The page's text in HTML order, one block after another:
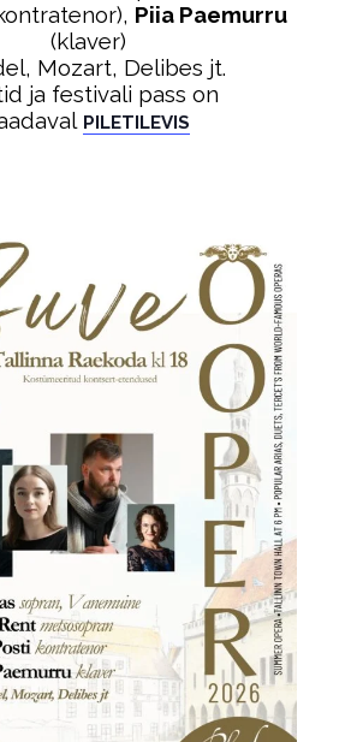
Piia Paemurru
(klaver)
Mozart, Delibes jt.
ja festivali pass on
PILETILEVIS